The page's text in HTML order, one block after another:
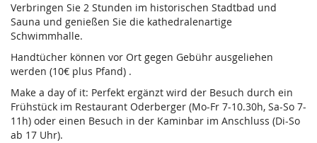
Verbringen Sie 2 Stunden im historischen Stadtbad und
Sauna und genießen Sie die kathedralenartige
Schwimmhalle.
Handtücher können vor Ort gegen Gebühr ausgeliehen
werden (10€ plus Pfand) .
Make a day of it: Perfekt ergänzt wird der Besuch durch ein
Frühstück im Restaurant Oderberger (Mo-Fr 7-10.30h, Sa-So 7-
11h) oder einen Besuch in der Kaminbar im Anschluss (Di-So
ab 17 Uhr).